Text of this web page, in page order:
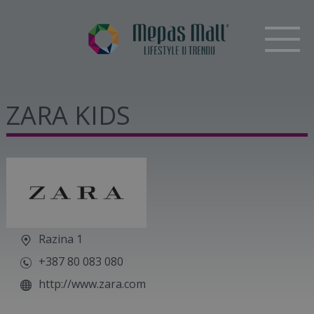
ZARA KIDS
Razina 1
+387 80 083 080
http://www.zara.com